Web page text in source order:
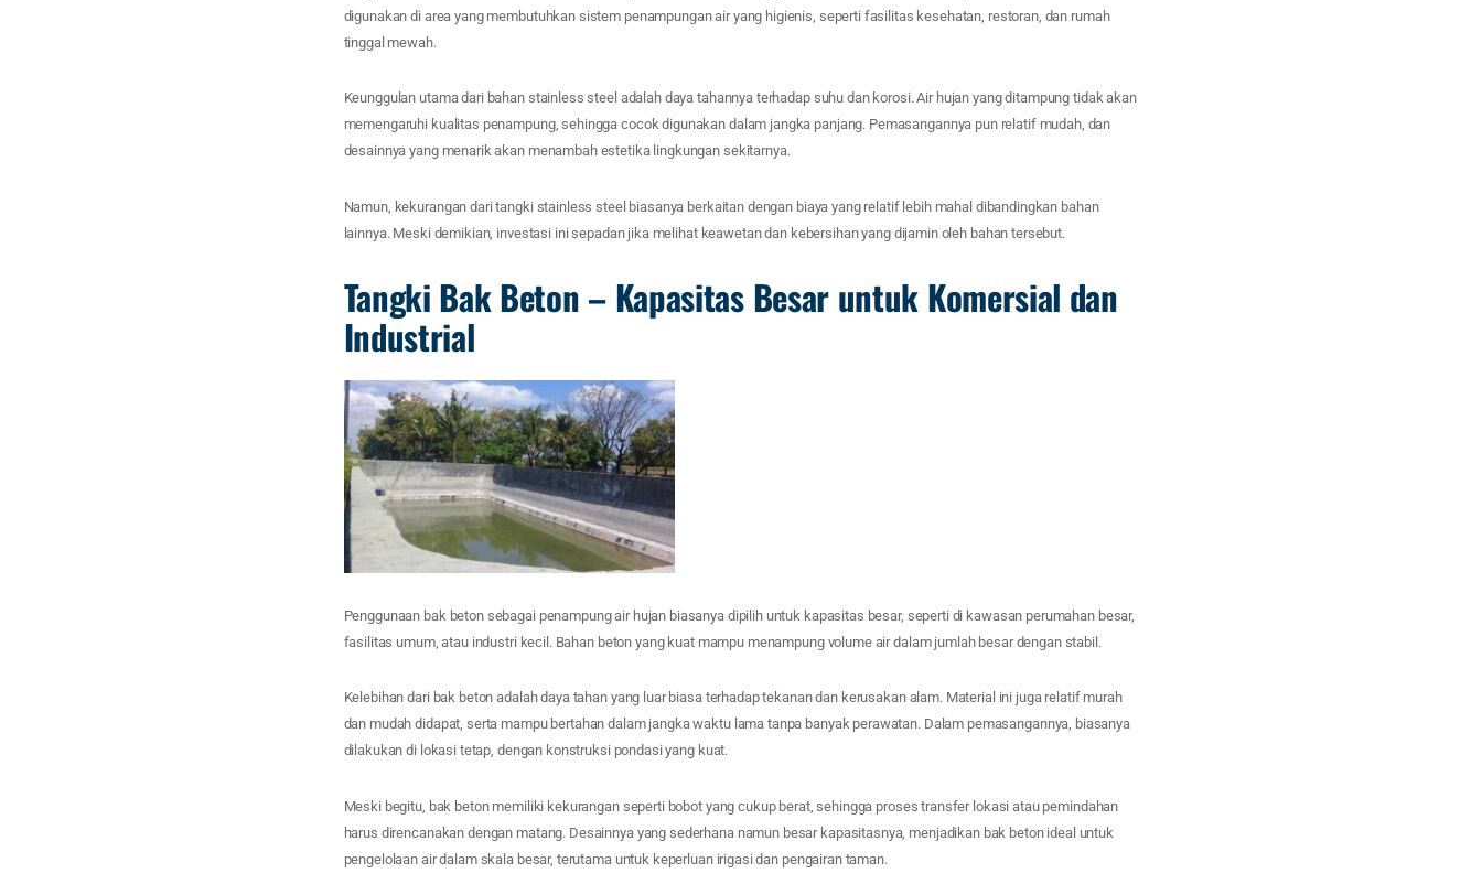
digunakan di area yang membutuhkan sistem penampungan air yang higienis, seperti fasilitas kesehatan, restoran, dan rumah
tinggal mewah.
Keunggulan utama dari bahan stainless steel adalah daya tahannya terhadap suhu dan korosi. Air hujan yang ditampung tidak akan
memengaruhi kualitas penampung, sehingga cocok digunakan dalam jangka panjang. Pemasangannya pun relatif mudah, dan
desainnya yang menarik akan menambah estetika lingkungan sekitarnya.
Namun, kekurangan dari tangki stainless steel biasanya berkaitan dengan biaya yang relatif lebih mahal dibandingkan bahan
lainnya. Meski demikian, investasi ini sepadan jika melihat keawetan dan kebersihan yang dijamin oleh bahan tersebut.
Tangki Bak Beton – Kapasitas Besar untuk Komersial dan
Industrial
Penggunaan bak beton sebagai penampung air hujan biasanya dipilih untuk kapasitas besar, seperti di kawasan perumahan besar,
fasilitas umum, atau industri kecil. Bahan beton yang kuat mampu menampung volume air dalam jumlah besar dengan stabil.
Kelebihan dari bak beton adalah daya tahan yang luar biasa terhadap tekanan dan kerusakan alam. Material ini juga relatif murah
dan mudah didapat, serta mampu bertahan dalam jangka waktu lama tanpa banyak perawatan. Dalam pemasangannya, biasanya
dilakukan di lokasi tetap, dengan konstruksi pondasi yang kuat.
Meski begitu, bak beton memiliki kekurangan seperti bobot yang cukup berat, sehingga proses transfer lokasi atau pemindahan
harus direncanakan dengan matang. Desainnya yang sederhana namun besar kapasitasnya, menjadikan bak beton ideal untuk
pengelolaan air dalam skala besar, terutama untuk keperluan irigasi dan pengairan taman.